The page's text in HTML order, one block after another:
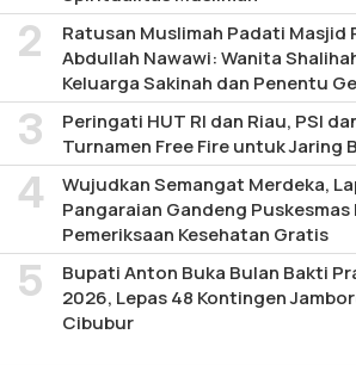
Ratusan Muslimah Padati Masjid
Abdullah Nawawi: Wanita
Keluarga Sakinah dan Penentu
Peringati HUT RI dan Riau, PSI
Turnamen Free Fire untuk Jaring
Wujudkan Semangat Merdeka,
Pangaraian Gandeng Puskesmas
Pemeriksaan Kesehatan Gratis
Bupati Anton Buka Bulan Bakti
2026, Lepas 48 Kontingen
Cibubur